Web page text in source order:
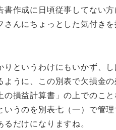
作成に日頃従事してない
んにちょっとした気付きを
というわけにもいかず、
うに、この別表で欠損金
損益計算書」の上でのこ
うのを別表七（一）で管
だけになりますね。